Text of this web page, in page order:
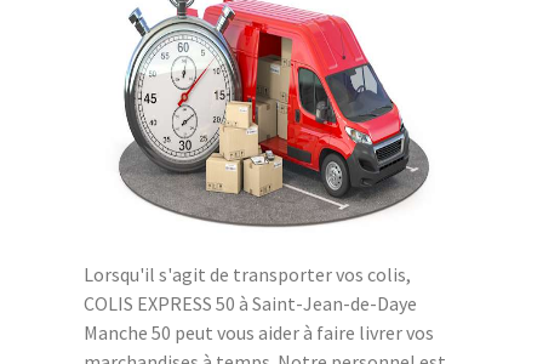
Lorsqu'il s'agit de transporter vos colis,
COLIS EXPRESS 50 à Saint-Jean-de-Daye
Manche 50 peut vous aider à faire livrer vos